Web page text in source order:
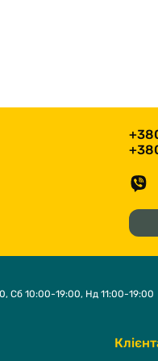
Сб 10:00-19:00, Нд 11:00-19:00